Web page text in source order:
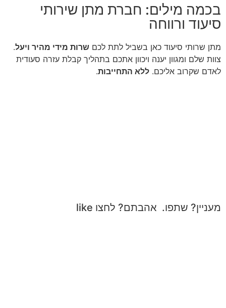
בכמה מילים: חברת מתן שירותי
סיעוד ורווחה
מתן שרותי סיעוד כאן בשביל לתת לכם שרות מידי מהיר ויעל.
צוות שלם ומגוון יענה ויכוון אתכם בתהליך קבלת עזרה סעודית
לאדם שקרוב אליכם. ללא התחייבות.
מעניין? שתפו. אהבתם? לחצו like